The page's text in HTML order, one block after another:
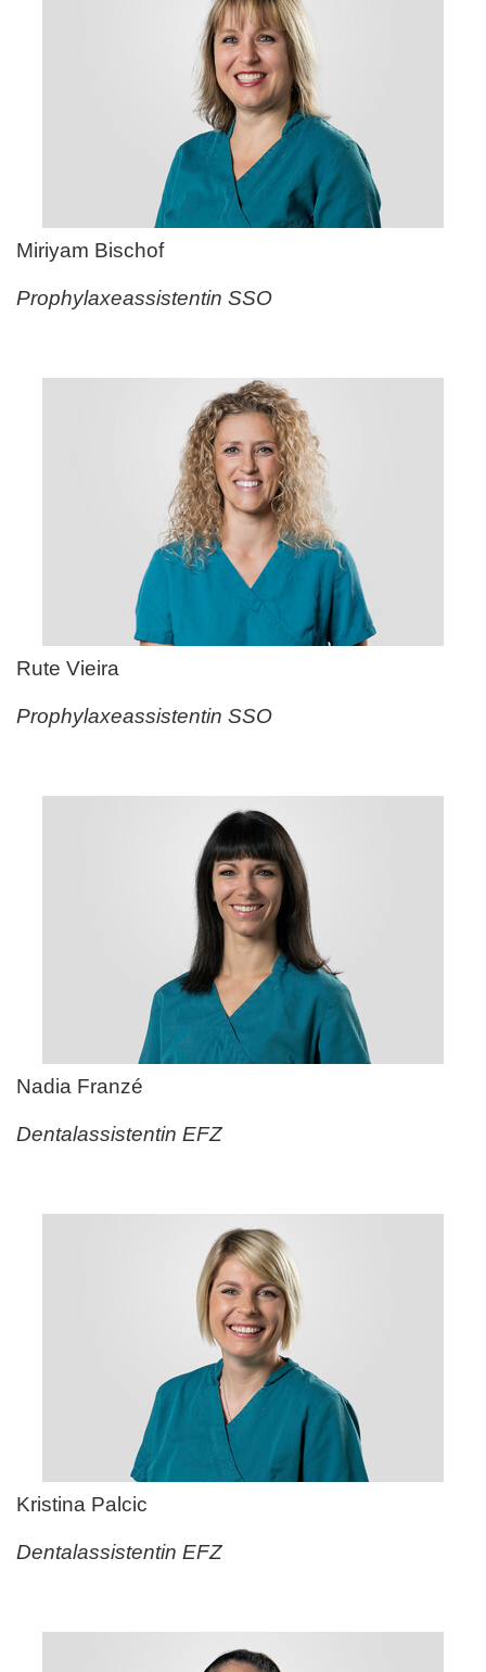
Miriyam Bischof
Prophylaxeassistentin SSO
Rute Vieira
Prophylaxeassistentin SSO
Nadia Franzé
Dentalassistentin EFZ
Kristina Palcic
Dentalassistentin EFZ